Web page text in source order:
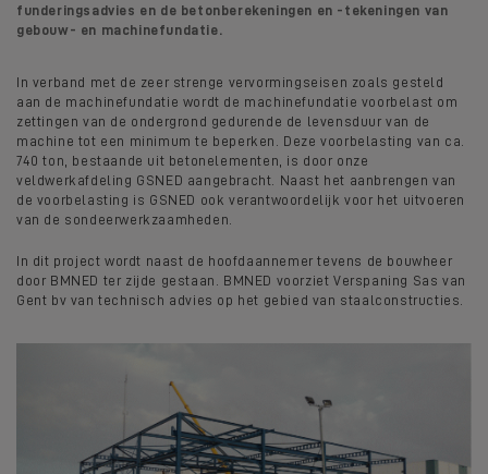
funderingsadvies en de betonberekeningen en -tekeningen van
gebouw- en machinefundatie.
In verband met de zeer strenge vervormingseisen zoals gesteld
aan de machinefundatie wordt de machinefundatie voorbelast om
zettingen van de ondergrond gedurende de levensduur van de
machine tot een minimum te beperken. Deze voorbelasting van ca.
740 ton, bestaande uit betonelementen, is door onze
veldwerkafdeling GSNED aangebracht. Naast het aanbrengen van
de voorbelasting is GSNED ook verantwoordelijk voor het uitvoeren
van de sondeerwerkzaamheden.
In dit project wordt naast de hoofdaannemer tevens de bouwheer
door BMNED ter zijde gestaan. BMNED voorziet Verspaning Sas van
Gent bv van technisch advies op het gebied van staalconstructies.